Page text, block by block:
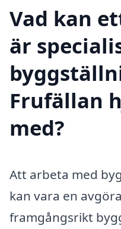
Vad kan
är
Frufällan
med?
Att arbeta med
kan vara en
framgångsrikt